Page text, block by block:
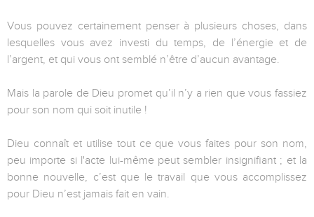
Vous pouvez certainement penser à plusieurs choses, dans
lesquelles vous avez investi du temps, de l’énergie et de
l’argent, et qui vous ont semblé n’être d’aucun avantage.
Mais la parole de Dieu promet qu’il n’y a rien que vous fassiez
pour son nom qui soit inutile !
Dieu connaît et utilise tout ce que vous faites pour son nom,
peu importe si l'acte lui-même peut sembler insignifiant ; et la
bonne nouvelle, c’est que le travail que vous accomplissez
pour Dieu n’est jamais fait en vain.